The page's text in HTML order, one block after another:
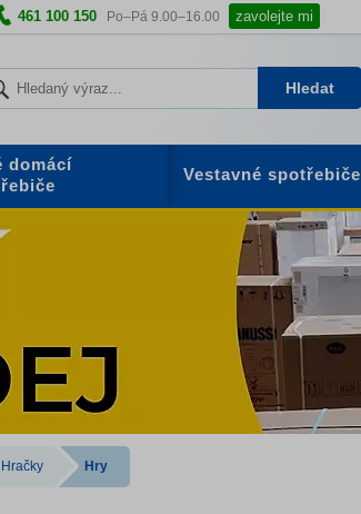
461 100 150 Po–Pá 9.00–16.00 zavolejte mi
Hledat
domácí
Vestavné spotřebiče
Hračky Hry